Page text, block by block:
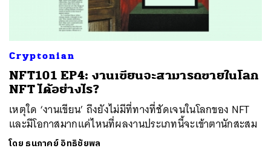
Cryptonian
NFT101 EP4: งานเขียนจะสามารถขายในโลก
NFT ได้อย่างไร?
เหตุใด ‘งานเขียน’ ถึงยังไม่มีที่ทางที่ชัดเจนในโลกของ NFT
และมีโอกาสมากแค่ไหนที่ผลงานประเภทนี้จะเข้าตานักสะสม
โดย ธนภาคย์ อิทธิชัยพล